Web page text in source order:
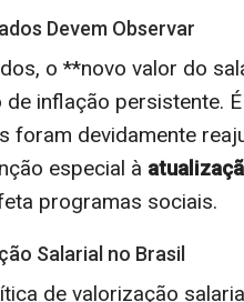
Devem Observar
o **novo valor do
inflação persistente.
foram devidamente
especial à
programas sociais.
Salarial no Brasil
de valorização